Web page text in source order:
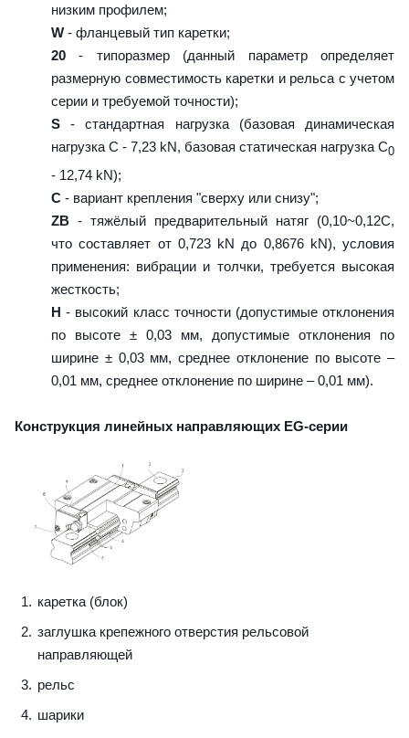
низким профилем;
W - фланцевый тип каретки;
20 - типоразмер (данный параметр определяет
размерную совместимость каретки и рельса с учетом
серии и требуемой точности);
S - стандартная нагрузка (базовая динамическая
нагрузка C - 7,23 kN, базовая статическая нагрузка С0
- 12,74 kN);
C - вариант крепления "сверху или снизу";
ZB - тяжёлый предварительный натяг (0,10~0,12C,
что составляет от 0,723 kN до 0,8676 kN), условия
применения: вибрации и толчки, требуется высокая
жесткость;
H - высокий класс точности (допустимые отклонения
по высоте ± 0,03 мм, допустимые отклонения по
ширине ± 0,03 мм, среднее отклонение по высоте –
0,01 мм, среднее отклонение по ширине – 0,01 мм).
Конструкция линейных направляющих EG-серии
каретка (блок)
заглушка крепежного отверстия рельсовой
направляющей
рельс
шарики